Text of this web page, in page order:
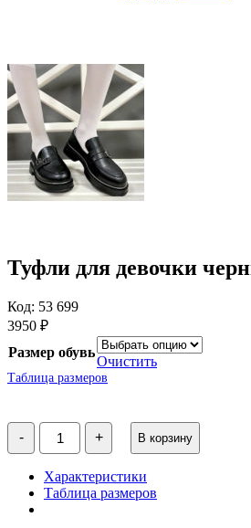
Туфли для девочки
Код: 53 699
3950 ₽
Размер обувь
Очистить
Таблица размеров
-
Количество
товара
Туфли
для
девочки
черные
+ В корзину
Характеристики
Таблица размеров